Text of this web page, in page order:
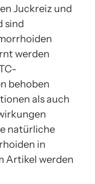
Juckreiz und
sind
werden
behoben
als auch
natürliche
in
Artikel werden